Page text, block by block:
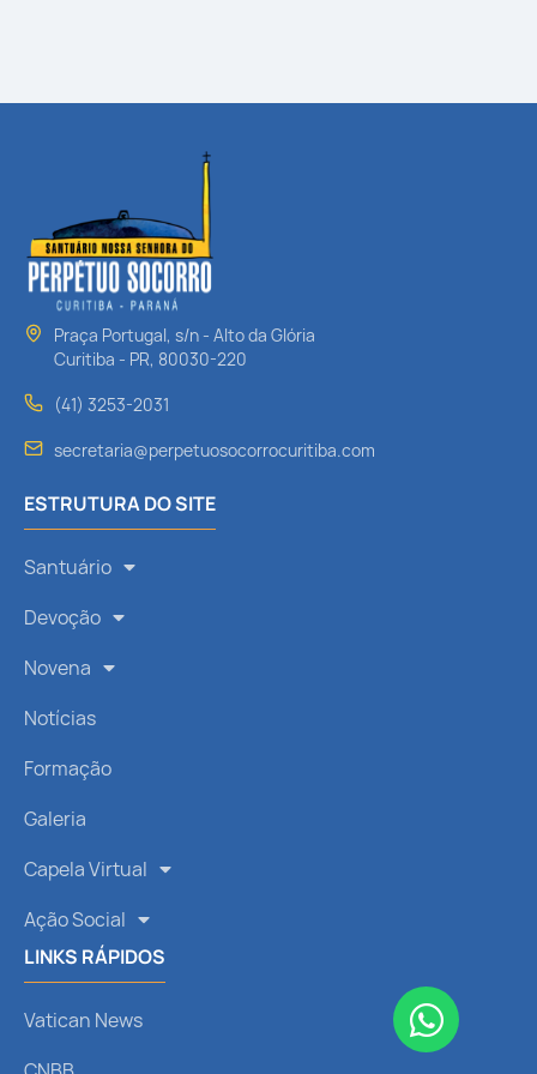
Praça Portugal, s/n - Alto da Glória
Curitiba - PR, 80030-220
(41) 3253-2031
secretaria@perpetuosocorrocuritiba.com
ESTRUTURA DO SITE
Santuário
Devoção
Novena
Notícias
Formação
Galeria
Capela Virtual
Ação Social
LINKS RÁPIDOS
Vatican News